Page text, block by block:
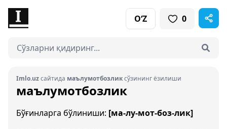
O‘Z 0
Imlo.uzсайтида маълумотбозликсўзининг ёзилиши
маълумотбозлик
Бўғинларга бўлиниши: [ма-лу-мот-боз-лик]